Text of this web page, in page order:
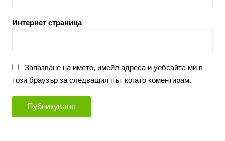
Интернет страница
Запазване на името, имейл адреса и уебсайта ми в
този браузър за следващия път когато коментирам.